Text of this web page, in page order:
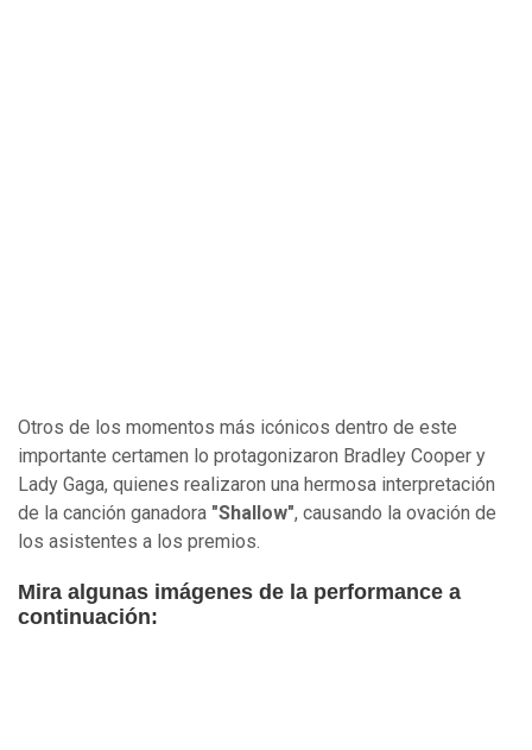
Otros de los momentos más icónicos dentro de este
importante certamen lo protagonizaron Bradley Cooper y
Lady Gaga, quienes realizaron una hermosa interpretación
de la canción ganadora "Shallow", causando la ovación de
los asistentes a los premios.
Mira algunas imágenes de la performance a
continuación: